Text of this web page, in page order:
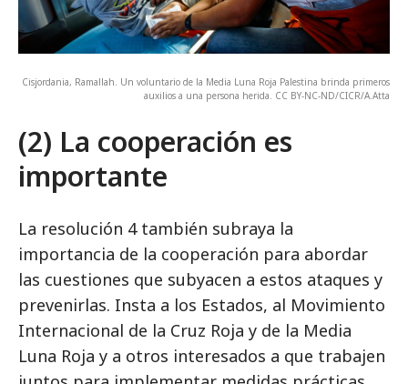
Cisjordania, Ramallah. Un voluntario de la Media Luna Roja Palestina brinda primeros
auxilios a una persona herida. CC BY-NC-ND/CICR/A.Atta
(2) La cooperación es
importante
La resolución 4 también subraya la
importancia de la cooperación para abordar
las cuestiones que subyacen a estos ataques y
prevenirlas. Insta a los Estados, al Movimiento
Internacional de la Cruz Roja y de la Media
Luna Roja y a otros interesados a que trabajen